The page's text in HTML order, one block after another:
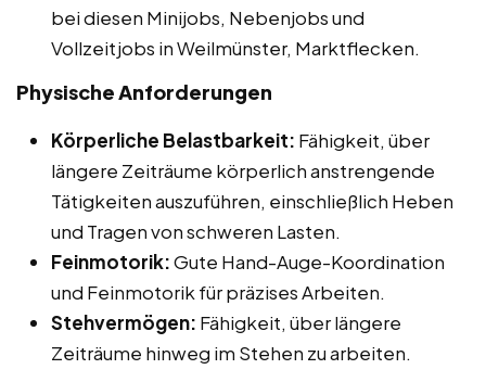
bei diesen Minijobs, Nebenjobs und
Vollzeitjobs in Weilmünster, Marktflecken.
Physische Anforderungen
Körperliche Belastbarkeit: Fähigkeit, über
längere Zeiträume körperlich anstrengende
Tätigkeiten auszuführen, einschließlich Heben
und Tragen von schweren Lasten.
Feinmotorik:Gute Hand-Auge-Koordination
und Feinmotorik für präzises Arbeiten.
Stehvermögen: Fähigkeit, über längere
Zeiträume hinweg im Stehen zu arbeiten.